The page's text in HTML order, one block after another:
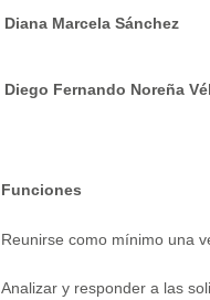
Diana Marcela Sánchez
Diego Fernando Noreña
Funciones
Reunirse como mínimo una
Analizar y responder a las